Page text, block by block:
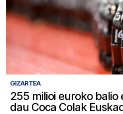
GIZARTEA
255 milioi euroko balio
dau Coca Colak